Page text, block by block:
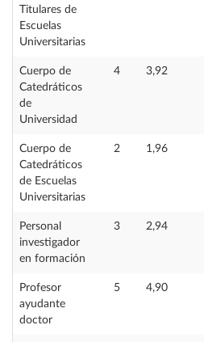
Titulares de
Escuelas
Universitarias
Cuerpo de
Catedráticos
de
Universidad
4 3,92
Cuerpo de
Catedráticos
de Escuelas
Universitarias
2 1,96
Personal
investigador
en formación
3 2,94
Profesor
ayudante
doctor
5 4,90